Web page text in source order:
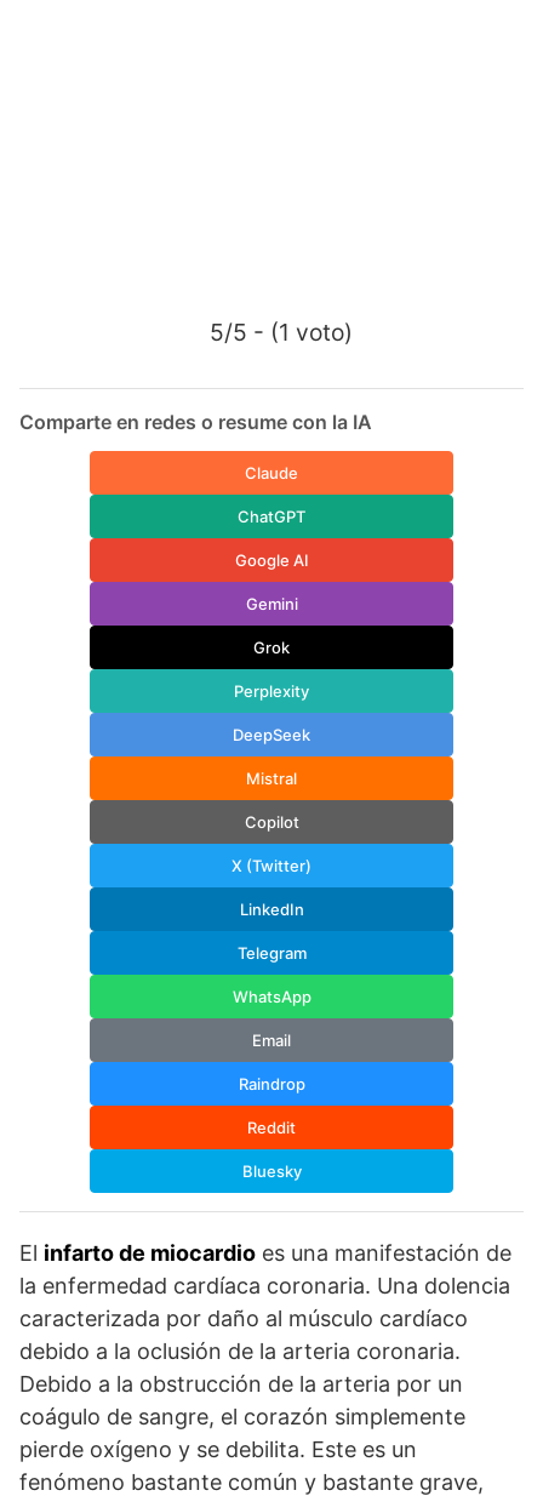
5/5 - (1 voto)
Comparte en redes o resume con la IA
Claude
ChatGPT
Google AI
Gemini
Grok
Perplexity
DeepSeek
Mistral
Copilot
X (Twitter)
LinkedIn
Telegram
WhatsApp
Email
Raindrop
Reddit
Bluesky
El infarto de miocardio es una manifestación de
la enfermedad cardíaca coronaria. Una dolencia
caracterizada por daño al músculo cardíaco
debido a la oclusión de la arteria coronaria.
Debido a la obstrucción de la arteria por un
coágulo de sangre, el corazón simplemente
pierde oxígeno y se debilita. Este es un
fenómeno bastante común y bastante grave,